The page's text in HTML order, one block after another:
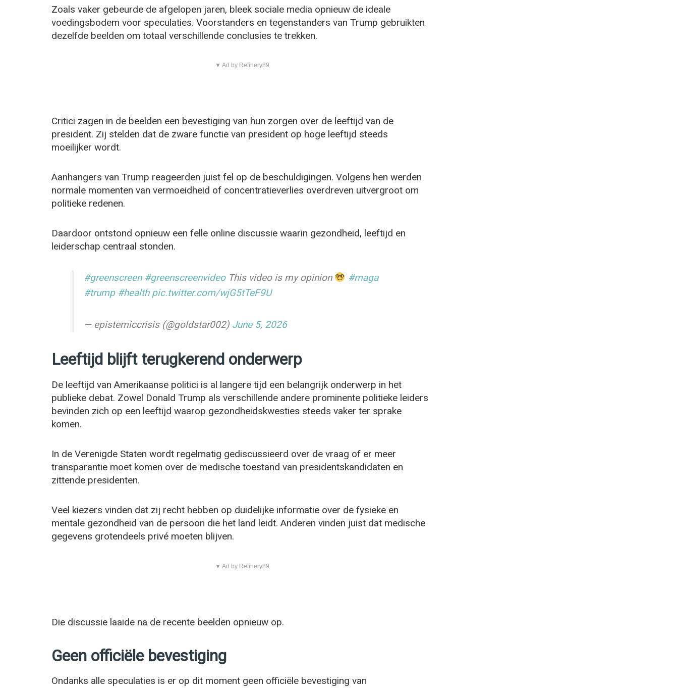
Zoals vaker gebeurde de afgelopen jaren, bleek sociale media opnieuw de ideale
voedingsbodem voor speculaties. Voorstanders en tegenstanders van Trump gebruikten
dezelfde beelden om totaal verschillende conclusies te trekken.
▼ Ad by Refinery89
Critici zagen in de beelden een bevestiging van hun zorgen over de leeftijd van de
president. Zij stelden dat de zware functie van president op hoge leeftijd steeds
moeilijker wordt.
Aanhangers van Trump reageerden juist fel op de beschuldigingen. Volgens hen werden
normale momenten van vermoeidheid of concentratieverlies overdreven uitvergroot om
politieke redenen.
Daardoor ontstond opnieuw een felle online discussie waarin gezondheid, leeftijd en
leiderschap centraal stonden.
#greenscreen #greenscreenvideoThis video is my opinion
#maga
#trump #health pic.twitter.com/wjG5tTeF9U
— epistemiccrisis (@goldstar002) June 5, 2026
Leeftijd blijft terugkerend onderwerp
De leeftijd van Amerikaanse politici is al langere tijd een belangrijk onderwerp in het
publieke debat. Zowel Donald Trump als verschillende andere prominente politieke leiders
bevinden zich op een leeftijd waarop gezondheidskwesties steeds vaker ter sprake
komen.
In de Verenigde Staten wordt regelmatig gediscussieerd over de vraag of er meer
transparantie moet komen over de medische toestand van presidentskandidaten en
zittende presidenten.
Veel kiezers vinden dat zij recht hebben op duidelijke informatie over de fysieke en
mentale gezondheid van de persoon die het land leidt. Anderen vinden juist dat medische
gegevens grotendeels privé moeten blijven.
▼ Ad by Refinery89
Die discussie laaide na de recente beelden opnieuw op.
Geen officiële bevestiging
Ondanks alle speculaties is er op dit moment geen officiële bevestiging van